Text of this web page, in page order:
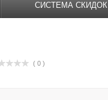
СИСТЕМА СКИДОК
( 0 )